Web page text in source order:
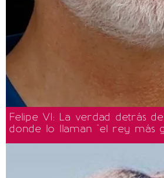
Felipe VI: La verdad detrás
donde lo llaman "el rey más